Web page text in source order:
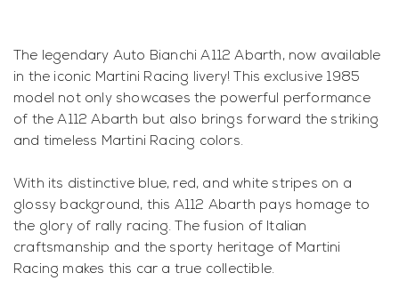
The legendary Auto Bianchi A112 Abarth, now available
in the iconic Martini Racing livery! This exclusive 1985
model not only showcases the powerful performance
of the A112 Abarth but also brings forward the striking
and timeless Martini Racing colors.
With its distinctive blue, red, and white stripes on a
glossy background, this A112 Abarth pays homage to
the glory of rally racing. The fusion of Italian
craftsmanship and the sporty heritage of Martini
Racing makes this car a true collectible.